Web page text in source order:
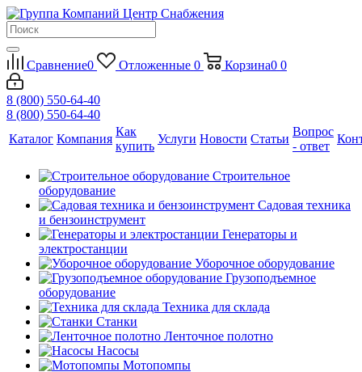
Сравнение0 Отложенные 0 Корзина0 0
8 (800) 550-64-40
8 (800) 550-64-40
Каталог Компания
Как
купить
Услуги Новости Статьи
Вопрос
- ответ
Строительное
оборудование
Садовая техника
и бензоинструмент
Генераторы и
электростанции
Уборочное оборудование
Грузоподъемное
оборудование
Техника для склада
Станки
Ленточное полотно
Насосы
Мотопомпы